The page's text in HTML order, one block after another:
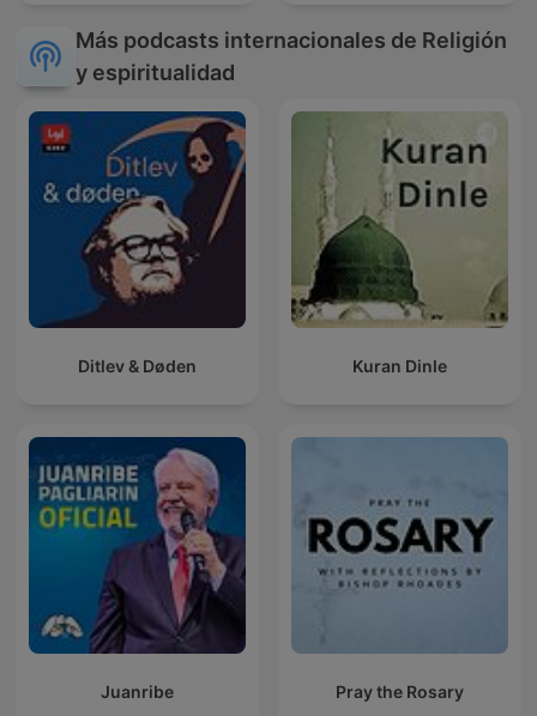
Más podcasts internacionales de Religión
y espiritualidad
Ditlev & Døden Kuran Dinle
Juanribe Pray the Rosary